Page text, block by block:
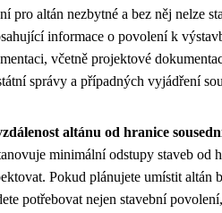
pro altán nezbytné a bez něj nelze
informace o povolení k
včetně projektové
správy a případných vyjádření
altánu od hranice
minimální odstupy staveb od
Pokud plánujete umístit altán
potřebovat nejen stavební